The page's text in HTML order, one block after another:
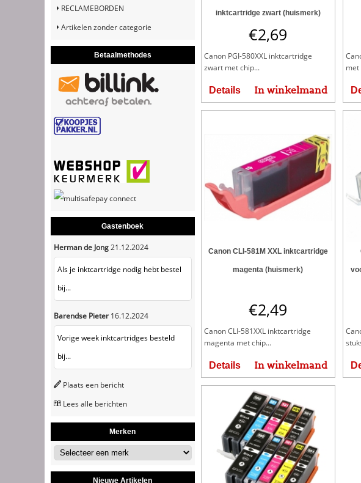
RECLAMEBORDEN
Artikelen zonder categorie
Betaalmethodes
Gastenboek
Herman de Jong21.12.2024
Als je inktcartridge nodig hebt bestel
bij...
Barendse Pieter 16.12.2024
Vorige week inktcartridges besteld
bij...
Plaats een bericht
Lees alle berichten
Merken
Nieuwe Artikelen
inktcartridge zwart (huismerk)
€2,69
Canon PGI-580XXL inktcartridge
zwart met chip...
Details In winkelmand
met
Canon CLI-581M XXL inktcartridge
magenta (huismerk)
€2,49
Canon CLI-581XXL inktcartridge
magenta met chip...
Details In winkelmand